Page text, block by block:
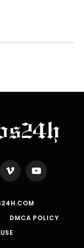
Vimeo YouTube
DMCA POLICY